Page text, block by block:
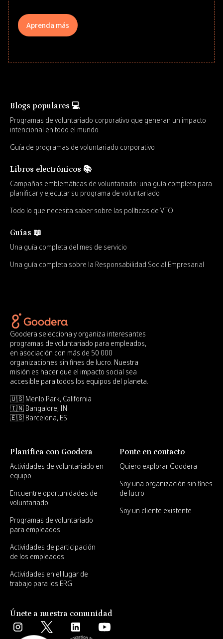
Aprenda más
Blogs populares 💻
Programas de voluntariado corporativo que generan un impacto
intencional en todo el mundo
Guía de programas de voluntariado corporativo
Libros electrónicos 📚
Campañas emblemáticas de voluntariado: una guía completa para
planificar y ejecutar su programa de voluntariado
Todo lo que necesita saber sobre las políticas de VTO
Guías 📖
Una guía completa del mes de servicio
Una guía completa sobre la Responsabilidad Social Empresarial
Goodera selecciona y organiza interesantes
programas de voluntariado para empleados,
en asociación con más de 50 000
organizaciones sin fines de lucro. Nuestra
misión es hacer que el impacto social sea
accesible para todos los equipos del planeta.
🇺🇸 Menlo Park, California
🇮🇳 Bangalore, IN
🇪🇸 Barcelona, ES
Planifica con Goodera
Actividades de voluntariado en
equipo
Encuentre oportunidades de
voluntariado
Programas de voluntariado
para empleados
Actividades de participación
de los empleados
Actividades en el lugar de
trabajo para los ERG
Ponte en contacto
Quiero explorar Goodera
Soy una organización sin fines
de lucro
Soy un cliente existente
Únete a nuestra comunidad